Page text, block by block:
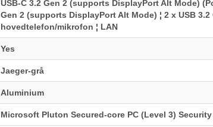
USB-C 3.2 Gen 2 (supports DisplayPort Alt Mode)
Gen 2 (supports DisplayPort Alt Mode) ¦ 2 x USB 3.2
hovedtelefon/mikrofon ¦ LAN
Yes
Jaeger-grå
Aluminium
Microsoft Pluton Secured-core PC (Level 3)